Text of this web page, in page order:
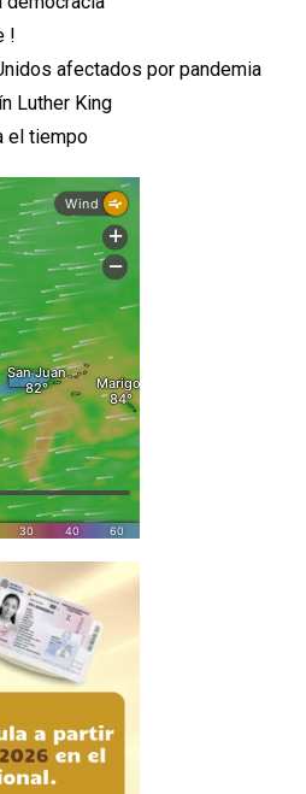
!
afectados por pandemia
Luther King
el tiempo